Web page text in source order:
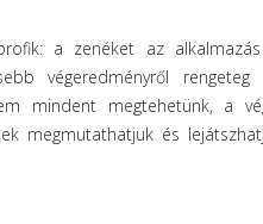
a zenéket az
végeredményről rengeteg
mindent megtehetünk, a
megmutathatjuk és